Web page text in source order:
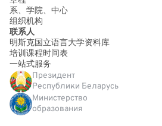
系、学院、中心
组织机构
联系人
明斯克国立语言大学资料库
培训课程时间表
一站式服务
Президент
Республики Беларусь
Министерство
образования